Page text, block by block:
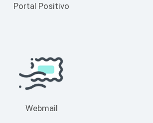
Portal Positivo
Webmail